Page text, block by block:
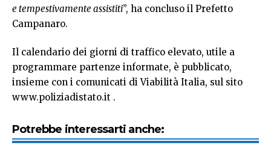
e tempestivamente assistiti”, ha concluso il Prefetto
Campanaro.
Il calendario dei giorni di traffico elevato, utile a
programmare partenze informate, è pubblicato,
insieme con i comunicati di Viabilità Italia, sul sito
www.poliziadistato.it .
Potrebbe interessarti anche: